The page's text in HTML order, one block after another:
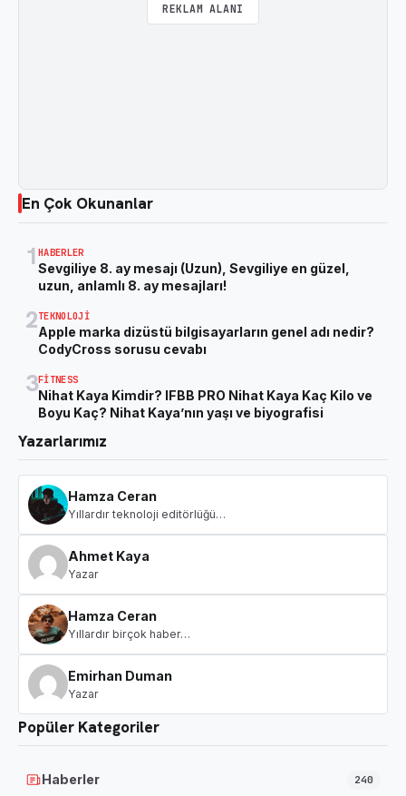
REKLAM ALANI
En Çok Okunanlar
1 HABERLER
Sevgiliye 8. ay mesajı (Uzun), Sevgiliye en güzel,
uzun, anlamlı 8. ay mesajları!
2TEKNOLOJI
Apple marka dizüstü bilgisayarların genel adı nedir?
CodyCross sorusu cevabı
3FITNESS
Nihat Kaya Kimdir? IFBB PRO Nihat Kaya Kaç Kilo ve
Boyu Kaç? Nihat Kaya’nın yaşı ve biyografisi
Yazarlarımız
Hamza Ceran
Yıllardır teknoloji editörlüğü…
Ahmet Kaya
Yazar
Hamza Ceran
Yıllardır birçok haber…
Emirhan Duman
Yazar
Popüler Kategoriler
Haberler 240